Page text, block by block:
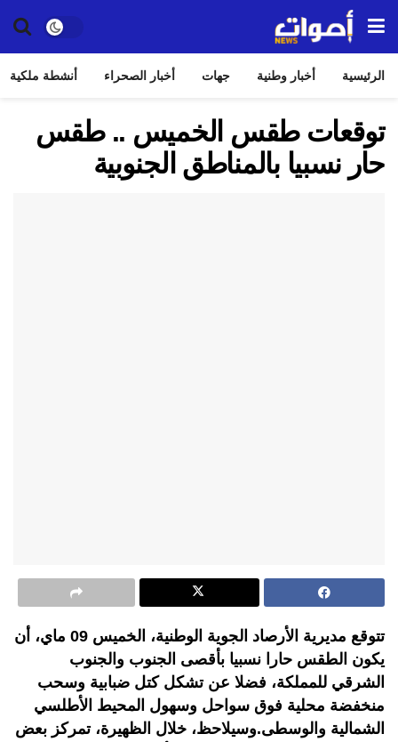
الرئيسية أخبار وطنية جهات أخبار الصحراء أنشطة ملكية
توقعات طقس الخميس .. طقس
حار نسبيا بالمناطق الجنوبية
تتوقع مديرية الأرصاد الجوية الوطنية، الخميس 09 ماي، أن
يكون الطقس حارا نسبيا بأقصى الجنوب والجنوب
الشرقي للمملكة، فضلا عن تشكل كتل ضبابية وسحب
منخفضة محلية فوق سواحل وسهول المحيط الأطلسي
الشمالية والوسطى.وسيلاحظ، خلال الظهيرة، تمركز بعض